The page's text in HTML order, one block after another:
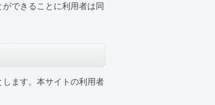
できることに利用者は同
ます。本サイトの利用者